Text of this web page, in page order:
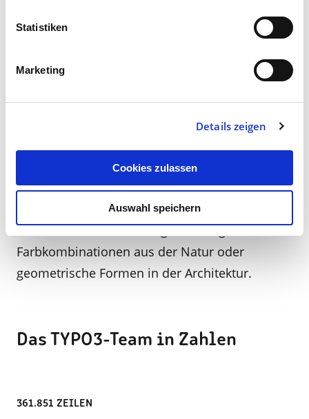
Statistiken
Marketing
Details zeigen
Cookies zulassen
Auswahl speichern
sehen – Gott sei Dank kann ich dagegen was
tun :-)
Wie inspirierst du dich bei
Ich habe häufig schon während des Briefings
ein Bild im Kopf. Das skizziere ich dann auf
Papier, um es festzuhalten. Mich inspirieren
aber vor allem auch alltägliche Dinge.
Farbkombinationen aus der Natur oder
geometrische Formen in der Architektur.
Das TYPO3-Team in Zahlen
361.851 ZEILEN